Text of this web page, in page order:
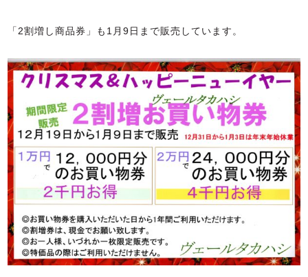
「2割増し商品券」も1月9日まで販売しています。